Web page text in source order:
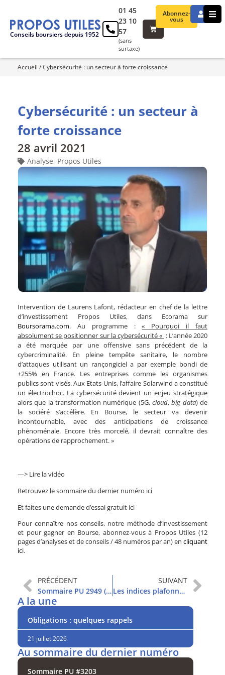
Conseils boursiers depuis 1952
Abonnez-
vous
01 45
23 10
57
(sans
surtaxe)
Accueil /Cybersécurité : un secteur à forte croissance
Cybersécurité : un secteur à
forte croissance
28 avril 2021
Analyse, Propos Utiles
Intervention de Laurens Lafont, rédacteur en chef de la lettre
d’investissement Propos Utiles, dans Ecorama sur
Boursorama.com. Au programme :« Pourquoi il faut
absolument se positionner sur la cybersécurité « : L’année 2020
a été marquée par une offensive sans précédent de la
cybercriminalité. En pleine tempête sanitaire, le nombre
d’attaques utilisant un rançongiciel a par exemple bondi de
+255% en France. Les entreprises comme les organismes
publics sont visés. Aux Etats-Unis, l’affaire Solarwind a constitué
un électrochoc. La cybersécurité devient un enjeu stratégique
alors que la transformation numérique (5G, cloud,big data) de
la sociéré s’accélère. En Bourse, le secteur va devenir
incontournable, avec des anticipations de croissance
phénoménale. Encore très morcelé, il devrait connaître des
opérations de rapprochement. »
—> Lire la vidéo
Retrouvez le sommaire du dernier numéro ici
Et faites une demande d’essai gratuit ici
Pour connaître nos conseils, notre méthode d’investissement
et pour gagner en Bourse, abonnez-vous à Propos Utiles (12
pages d’analyses et de conseils / 48 numéros par an) en cliquant
ici.
PRÉCÉDENT
Sommaire PU 2949 (27/4/2021)
SUIVANT
Les indices plafonnent, mais ne lâchent pas
A la une
Obligations : quelques rappels
21 juillet 2026
Au sommaire du dernier numéro
Sommaire PU #3203